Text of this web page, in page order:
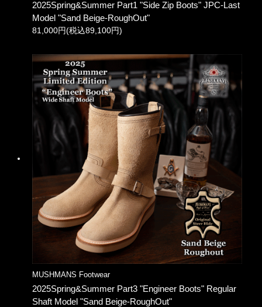
2025Spring&Summer Part1 "Side Zip Boots" JPC-Last
Model "Sand Beige-RoughOut"
81,000円(税込89,100円)
MUSHMANS Footwear
2025Spring&Summer Part3 "Engineer Boots" Regular
Shaft Model "Sand Beige-RoughOut"